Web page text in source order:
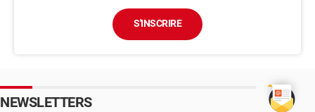
S'INSCRIRE
NEWSLETTERS